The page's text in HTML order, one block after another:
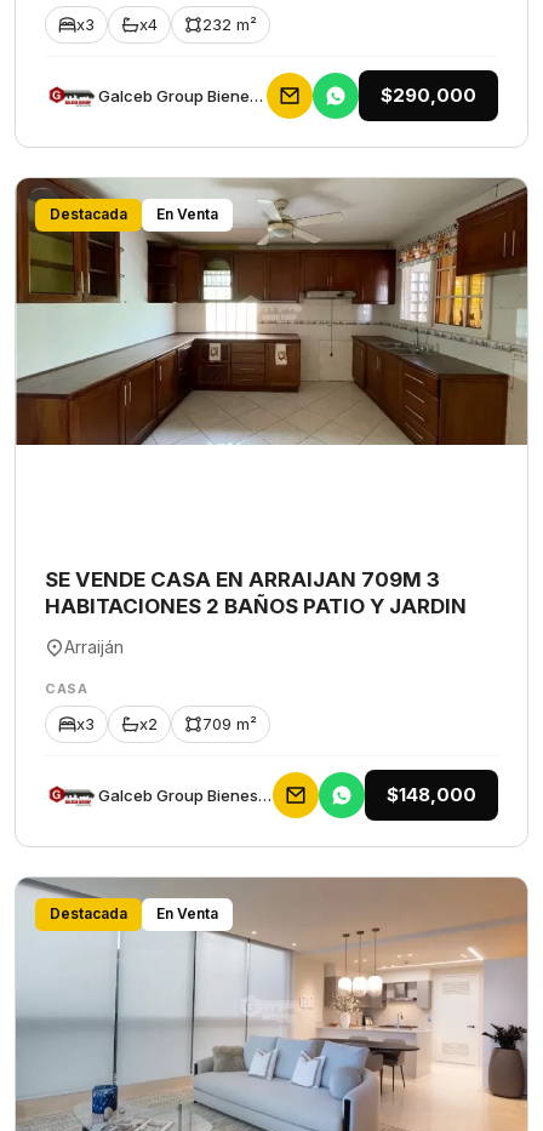
x3 x4 232 m²
Galceb Group Bienes Raices $290,000
Destacada En Venta
SE VENDE CASA EN ARRAIJAN 709M 3
HABITACIONES 2 BAÑOS PATIO Y JARDIN
Arraiján
CASA
x3 x2 709 m²
Galceb Group Bienes Raices $148,000
Destacada En Venta